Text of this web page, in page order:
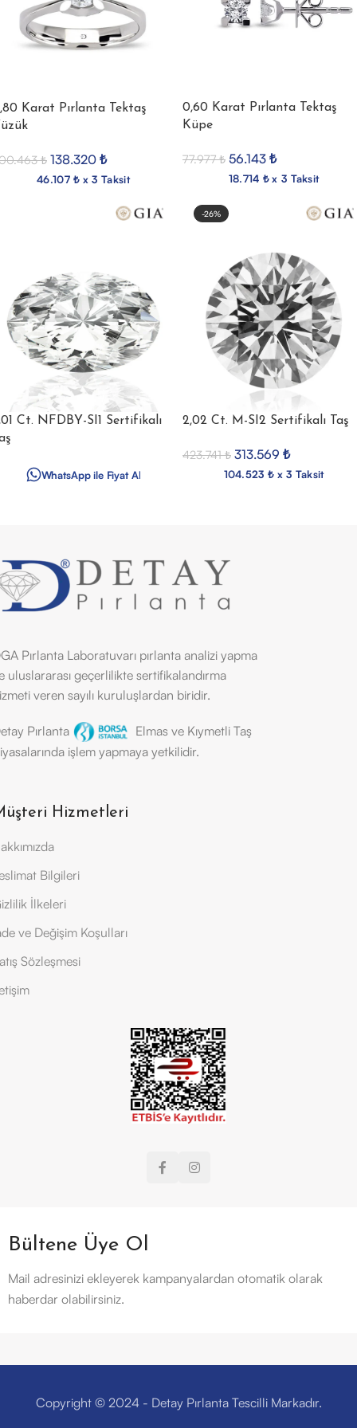
Karat Pırlanta Tektaş
₺ 138.320 ₺
46.107 ₺ x 3 Taksit
0,60 Karat Pırlanta Tektaş
Küpe
77.977₺ 56.143 ₺
18.714 ₺ x 3 Taksit
Ct. NFDBY-SI1 Sertifikalı
WhatsApp ile Fiyat Al
-26%
2,02 Ct. M-SI2 Sertifikalı Taş
423.741₺ 313.569 ₺
104.523 ₺ x 3 Taksit
Pırlanta Laboratuvarı pırlanta analizi yapma
uluslararası geçerlilikte sertifikalandırma
veren sayılı kuruluşlardan biridir.
Pırlanta
Elmas ve Kıymetli Taş
işlem yapmaya yetkilidir.
Hizmetleri
Bilgileri
İlkeleri
ve Değişim Koşulları
Sözleşmesi
Bültene Üye Ol
Mail adresinizi ekleyerek kampanyalardan otomatik olarak
haberdar olabilirsiniz.
Copyright © 2024 - Detay Pırlanta Tescilli Markadır.